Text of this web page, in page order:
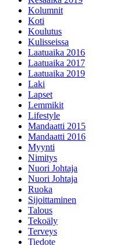
Kolumnit
Koti
Koulutus
Kulisseissa
Laatuaika 2016
Laatuaika 2017
Laatuaika 2019
Laki
Lapset
Lemmikit
Lifestyle
Mandaatti 2015
Mandaatti 2016
Myynti
Nimitys
Nuori Johtaja
Nuori Johtaja
Ruoka
Sijoittaminen
Talous
Tekoäly
Terveys
Tiedote